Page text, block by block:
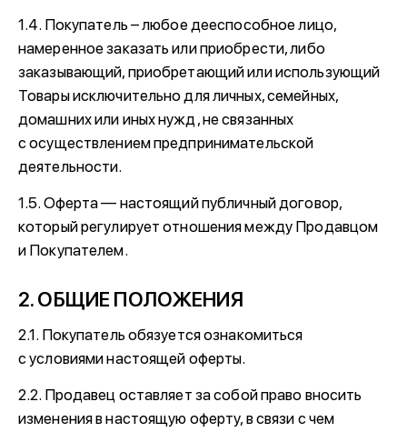
1.4. Покупатель – любое дееспособное лицо,
намеренное заказать или приобрести, либо
заказывающий, приобретающий или использующий
Товары исключительно для личных, семейных,
домашних или иных нужд, не связанных
с осуществлением предпринимательской
деятельности.
1.5. Оферта — настоящий публичный договор,
который регулирует отношения между Продавцом
и Покупателем.
2. ОБЩИЕ ПОЛОЖЕНИЯ
2.1. Покупатель обязуется ознакомиться
с условиями настоящей оферты.
2.2. Продавец оставляет за собой право вносить
изменения в настоящую оферту, в связи с чем